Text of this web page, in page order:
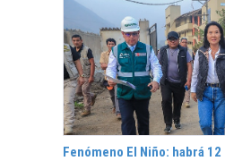
Fenómeno El Niño: habrá